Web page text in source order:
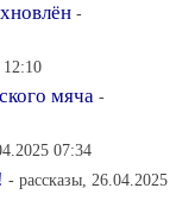
-
12:10
мяча -
07:34
- рассказы, 26.04.2025